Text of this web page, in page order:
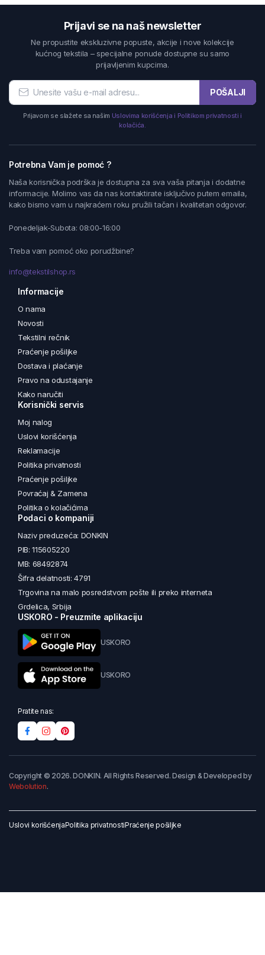
Prijavi se na naš newsletter
Ne propustite ekskluzivne popuste, akcije i nove kolekcije
kućnog tekstila – specijalne ponude dostupne su samo
prijavljenim kupcima.
POŠALJI
Prijavom se slažete sa našim Uslovima korišćenja i Politikom privatnosti i
kolačića.
Potrebna Vam je pomoć ?
Naša korisnička podrška je dostupna za sva vaša pitanja i dodatne
informacije. Molimo vas da nas kontaktirate isključivo putem emaila,
kako bismo vam u najkraćem roku pružili tačan i kvalitetan odgovor.
Ponedeljak-Subota: 08:00-16:00
Treba vam pomoć oko porudžbine?
info@tekstilshop.rs
Informacije
O nama
Novosti
Tekstilni rečnik
Praćenje pošiljke
Dostava i plaćanje
Pravo na odustajanje
Kako naručiti
Korisnički servis
Moj nalog
Uslovi korišćenja
Reklamacije
Politika privatnosti
Praćenje pošiljke
Povraćaj & Zamena
Politika o kolačićima
Podaci o kompaniji
Naziv preduzeća: DONKIN
PIB: 115605220
MB: 68492874
Šifra delatnosti: 4791
Trgovina na malo posredstvom pošte ili preko interneta
Grdelica, Srbija
USKORO - Preuzmite aplikaciju
USKORO
USKORO
Pratite nas:
Copyright © 2026. DONKIN. All Rights Reserved. Design & Developed by
Webolution.
Uslovi korišćenjaPolitika privatnostiPraćenje pošiljke